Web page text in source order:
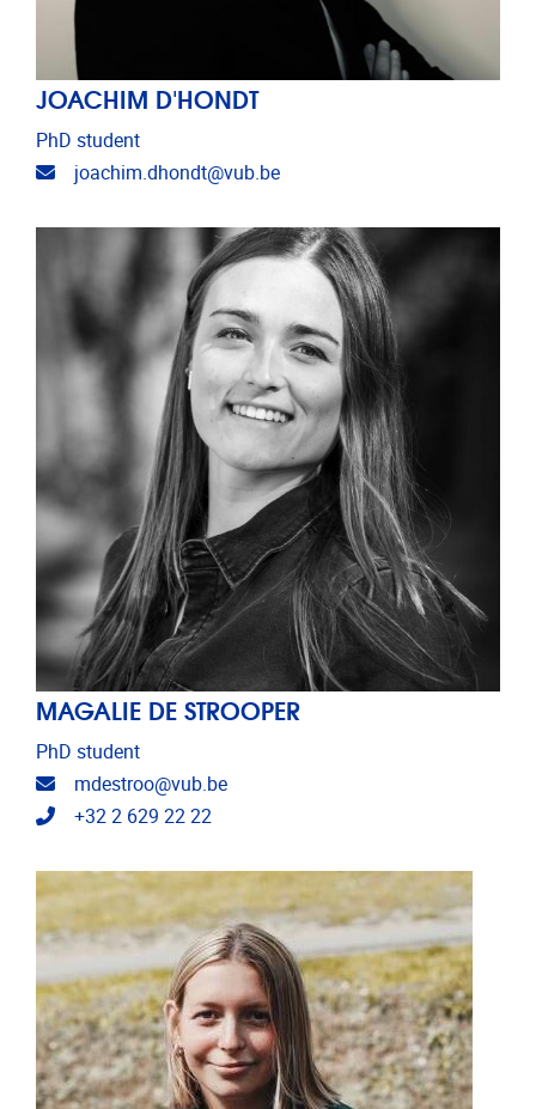
JOACHIM D'HONDT
PhD student
E-mailadres
joachim.dhondt@vub.be
MAGALIE DE STROOPER
PhD student
E-mailadres
mdestroo@vub.be
Telefoonnummer
+32 2 629 22 22